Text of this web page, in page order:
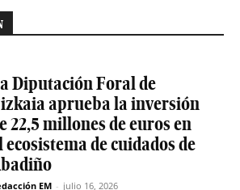
Diputación Foral de
aprueba la inversión
22,5 millones de euros en
ecosistema de cuidados de
EM - julio 16, 2026